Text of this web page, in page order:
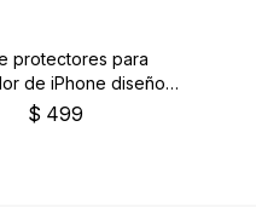
protectores para
de iPhone diseño
helado
$ 499